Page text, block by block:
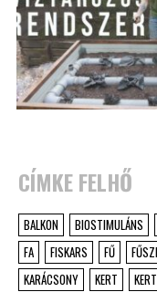
CÍMKE FELHŐ
BALKON BIOSTIMULÁNS
FA
FISKARS FŰ
KARÁCSONY
KERT